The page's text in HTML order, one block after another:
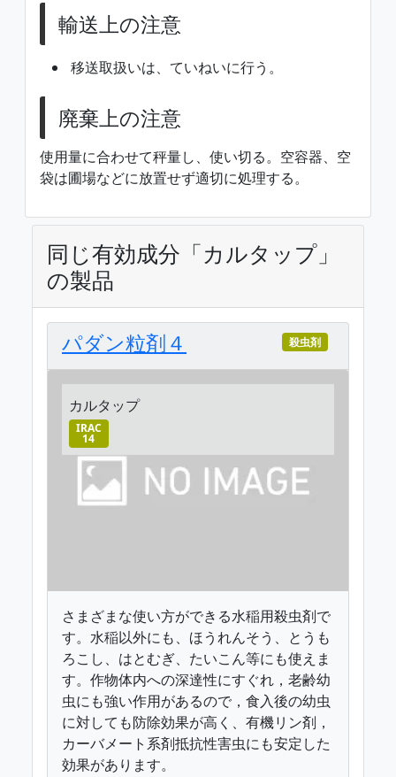
輸送上の注意
移送取扱いは、ていねいに行う。
廃棄上の注意
使用量に合わせて秤量し、使い切る。空容器、空
袋は圃場などに放置せず適切に処理する。
同じ有効成分「カルタップ」
の製品
パダン粒剤４ 殺虫剤
カルタップ
IRAC
14
さまざまな使い方ができる水稲用殺虫剤で
す。水稲以外にも、ほうれんそう、とうも
ろこし、はとむぎ、たいこん等にも使えま
す。作物体内への深達性にすぐれ，老齢幼
虫にも強い作用があるので，食入後の幼虫
に対しても防除効果が高く、有機リン剤，
カーバメート系剤抵抗性害虫にも安定した
効果があります。